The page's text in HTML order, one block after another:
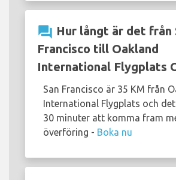
question_answer Hur långt är det från
Francisco till Oakland
International Flygplats
San Francisco är 35 KM från
International Flygplats och
30 minuter att komma fram
överföring - Boka nu